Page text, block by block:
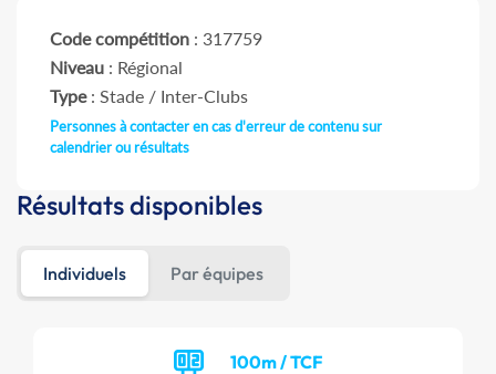
Code compétition : 317759
Niveau : Régional
Type: Stade / Inter-Clubs
Personnes à contacter en cas d'erreur de contenu sur
calendrier ou résultats
Résultats disponibles
Individuels Par équipes
100m / TCF